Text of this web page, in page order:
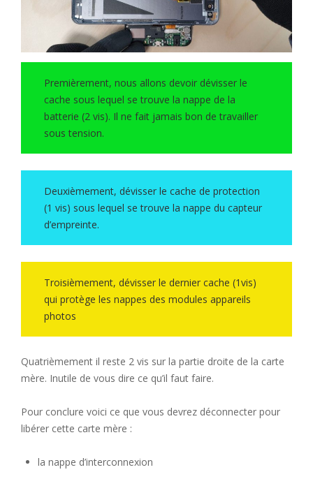
Premièrement, nous allons devoir dévisser le
cache sous lequel se trouve la nappe de la
batterie (2 vis). Il ne fait jamais bon de travailler
sous tension.
Deuxièmement, dévisser le cache de protection
(1 vis) sous lequel se trouve la nappe du capteur
d’empreinte.
Troisièmement, dévisser le dernier cache (1vis)
qui protège les nappes des modules appareils
photos
Quatrièmement il reste 2 vis sur la partie droite de la carte
mère. Inutile de vous dire ce qu’il faut faire.
Pour conclure voici ce que vous devrez déconnecter pour
libérer cette carte mère :
la nappe d’interconnexion